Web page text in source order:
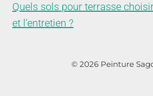
Quels sols pour terrasse
et l’entretien ?
© 2026 Peinture